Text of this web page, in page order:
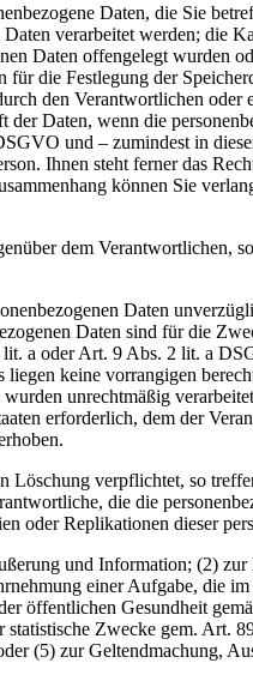
Daten, die Sie
verarbeitet werden; die
Daten offengelegt wurden
die Festlegung der
den Verantwortlichen oder
Daten, wenn die
und – zumindest in
Ihnen steht ferner das
können Sie
dem Verantwortlichen,
Daten
Daten sind für die
a oder Art. 9 Abs. 2 lit. a
keine vorrangigen
unrechtmäßig
erforderlich, dem der
verpflichtet, so
die die
oder Replikationen dieser
und Information; (2)
einer Aufgabe, die
öffentlichen Gesundheit
Zwecke gem. Art.
(5) zur Geltendmachung,